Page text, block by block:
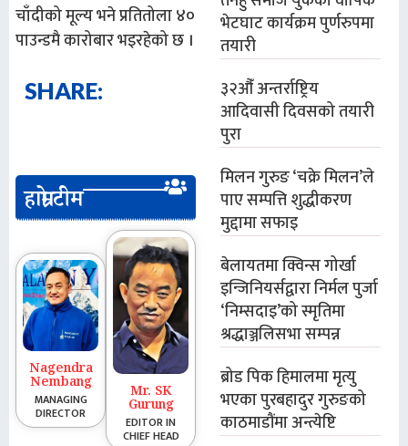
चाँदीको मूल्य भने प्रतितोला ४०
पाउन्डमै कारोबार भइरहेको छ ।
SHARE:
हाम्रो टीम
Nagendra
Nembang
MANAGING
DIRECTOR
Mr. SK
Gurung
EDITOR IN
CHIEF HEAD
भेटघाट कार्यक्रम पुर्णरुपमा
तयारी
३२औँ अन्तर्राष्ट्रिय
आदिवासी दिवसको तयारी
पुरा
मिलन गुरुङ ‘चक्रे मिलन’ले
पाए सम्पत्ति शुद्धीकरण
मुद्दामा सफाइ
बेलायतमा क्विन्स गोर्खा
इन्जिनियर्सद्वारा निर्मल पुर्जा
‘निम्सदाइ’को स्मृतिमा
श्रद्धाञ्जलिसभा सम्पन्न
ब्रोड पिक हिमालमा मृत्यु
भएका पुरबहादुर गुरुङको
काठमाडौंमा अन्त्येष्टि